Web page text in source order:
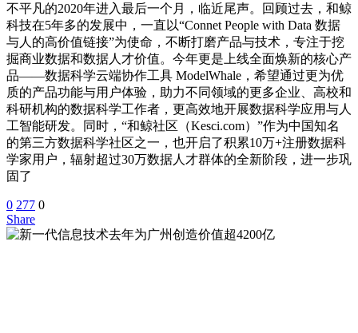
不平凡的2020年进入最后一个月，临近尾声。回顾过去，和鲸
科技在5年多的发展中，一直以“Connet People with Data 数据
与人的高价值链接”为使命，不断打磨产品与技术，专注于挖
掘商业数据和数据人才价值。今年更是上线全面焕新的核心产
品——数据科学云端协作工具 ModelWhale，希望通过更为优
质的产品功能与用户体验，助力不同领域的更多企业、高校和
科研机构的数据科学工作者，更高效地开展数据科学应用与人
工智能研发。同时，“和鲸社区（Kesci.com）”作为中国知名
的第三方数据科学社区之一，也开启了积累10万+注册数据科
学家用户，辐射超过30万数据人才群体的全新阶段，进一步巩
固了
0 277 0
Share